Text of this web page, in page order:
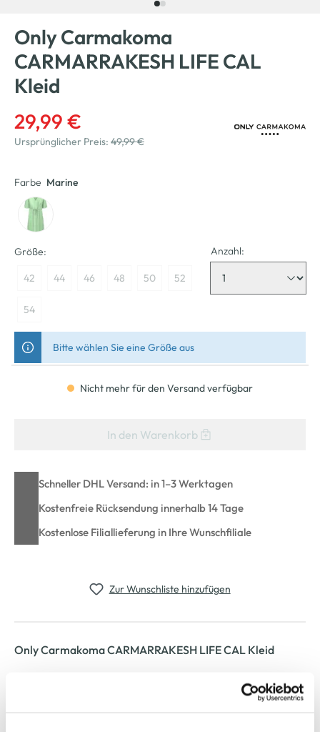
Only Carmakoma
CARMARRAKESH LIFE CAL
Kleid
29,99 €
Ursprünglicher Preis: 49,99 €
Farbe Marine
Größe:
42 44 46 48 50 52
54
Anzahl:
Bitte wählen Sie eine Größe aus
Nicht mehr für den Versand verfügbar
In den Warenkorb
Schneller DHL Versand: in 1–3 Werktagen
Kostenfreie Rücksendung innerhalb 14 Tage
Kostenlose Filiallieferung in Ihre Wunschfiliale
Zur Wunschliste hinzufügen
Only Carmakoma CARMARRAKESH LIFE CAL Kleid